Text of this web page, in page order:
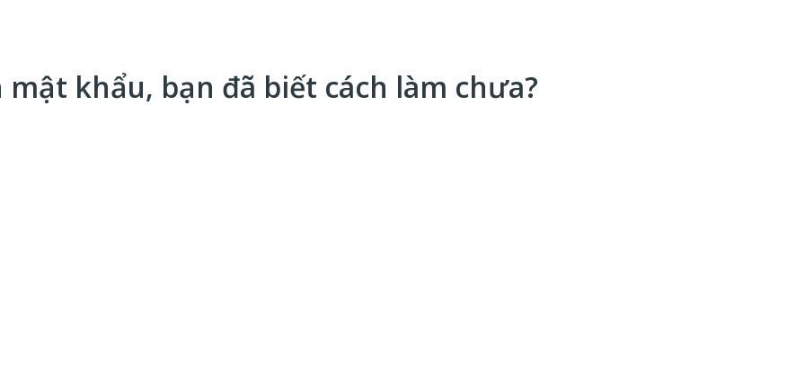
khẩu, bạn đã biết cách làm chưa?